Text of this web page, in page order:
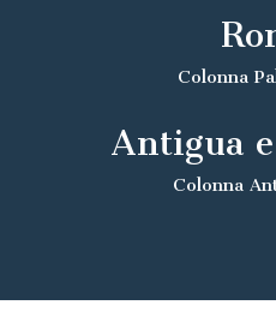
Colonna
Antigua
Colonna